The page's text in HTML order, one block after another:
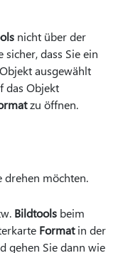
nicht über der
sicher, dass Sie ein
ausgewählt
das Objekt
zu öffnen.
drehen möchten.
Bildtools beim
Formatin der
gehen Sie dann wie